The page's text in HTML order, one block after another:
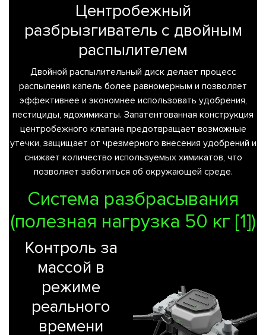
Центробежный
разбрызгиватель с двойным
распылителем
Двойной распылительный диск делает процесс
распыления капель более равномерным и позволяет
эффективнее и экономнее использовать удобрения,
пестициды, ядохимикаты. Запатентованная конструкция
центробежного клапана предотвращает возможные
утечки, защищает от чрезмерного внесения удобрений и
снижает количество используемых химикатов, что
позволяет заботиться об окружающей среде.
Система разбрасывания
(полезная нагрузка 50 кг [1])
Контроль за
массой в
режиме
реального
времени